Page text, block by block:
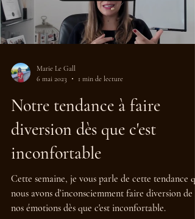
Load video
6 mai 2023
1 min de lecture
Notre tendance à faire
diversion dès que c'est
inconfortable
Cette semaine, je vous parle de cette tendance